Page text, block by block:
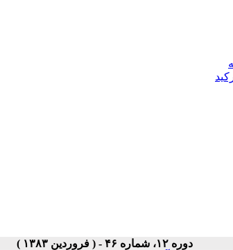
دوره ۱۲، شماره ۴۶ - ( فروردين ۱۳۸۳ )